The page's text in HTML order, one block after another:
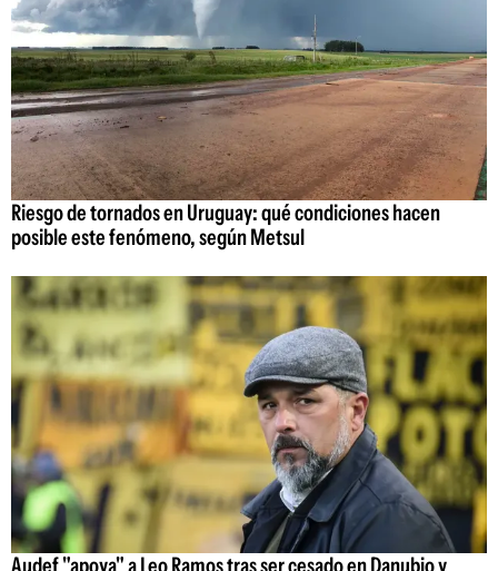
Riesgo de tornados en Uruguay: qué condiciones hacen
posible este fenómeno, según Metsul
Audef "apoya" a Leo Ramos tras ser cesado en Danubio y